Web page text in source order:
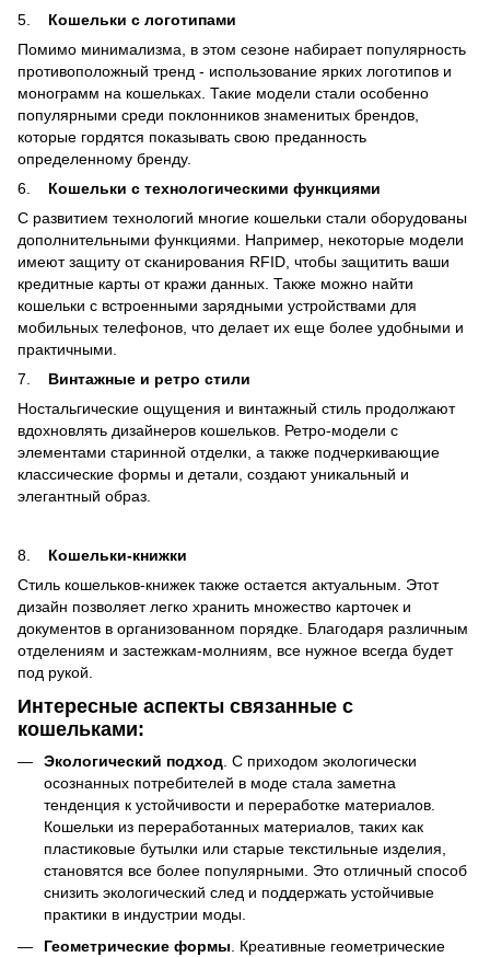
5. Кошельки с логотипами
Помимо минимализма, в этом сезоне набирает популярность
противоположный тренд - использование ярких логотипов и
монограмм на кошельках. Такие модели стали особенно
популярными среди поклонников знаменитых брендов,
которые гордятся показывать свою преданность
определенному бренду.
6. Кошельки с технологическими функциями
С развитием технологий многие кошельки стали оборудованы
дополнительными функциями. Например, некоторые модели
имеют защиту от сканирования RFID, чтобы защитить ваши
кредитные карты от кражи данных. Также можно найти
кошельки с встроенными зарядными устройствами для
мобильных телефонов, что делает их еще более удобными и
практичными.
7. Винтажные и ретро стили
Ностальгические ощущения и винтажный стиль продолжают
вдохновлять дизайнеров кошельков. Ретро-модели с
элементами старинной отделки, а также подчеркивающие
классические формы и детали, создают уникальный и
элегантный образ.
8. Кошельки-книжки
Стиль кошельков-книжек также остается актуальным. Этот
дизайн позволяет легко хранить множество карточек и
документов в организованном порядке. Благодаря различным
отделениям и застежкам-молниям, все нужное всегда будет
под рукой.
Интересные аспекты связанные с
кошельками:
Экологический подход . С приходом экологически
осознанных потребителей в моде стала заметна
тенденция к устойчивости и переработке материалов.
Кошельки из переработанных материалов, таких как
пластиковые бутылки или старые текстильные изделия,
становятся все более популярными. Это отличный способ
снизить экологический след и поддержать устойчивые
практики в индустрии моды.
Геометрические формы . Креативные геометрические